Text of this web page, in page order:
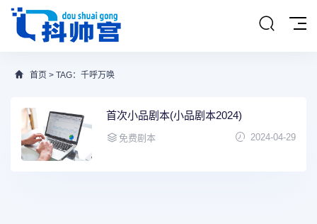
首页 > TAG：千呼万唤
首次小品剧本(小品剧本2024)
免费剧本 2024-04-29